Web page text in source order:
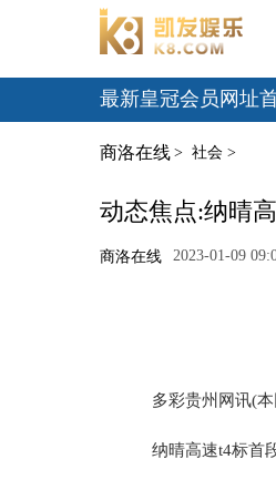
最新皇冠会员网址
商洛在线 > 社会 >
动态焦点:纳晴
商洛在线 2023-01-09
多彩贵州网讯(
纳晴高速t4标首